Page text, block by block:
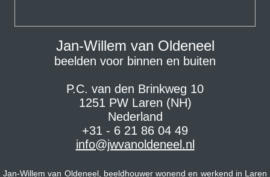
Jan-Willem van Oldeneel
beelden voor binnen en buiten
P.C. van den Brinkweg 10
1251 PW Laren (NH)
Nederland
+31 - 6 21 86 04 49
info@jwvanoldeneel.nl
Jan-Willem van Oldeneel, beeldhouwer wonend en werkend in Laren